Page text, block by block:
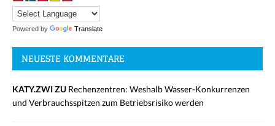
Powered by Translate
NEUESTE KOMMENTARE
KATY.ZWI ZU Rechenzentren: Weshalb Wasser-Konkurrenzen
und Verbrauchsspitzen zum Betriebsrisiko werden